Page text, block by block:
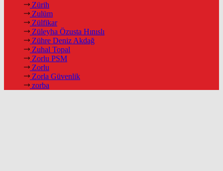
Zürih
Zulüm
Zülfikar
Züleyha Özusta Hınıslı
Zühre Deniz Akdağ
Zuhal Topal
Zorlu PSM
Zorlu
Zorla Güvenlik
zorba